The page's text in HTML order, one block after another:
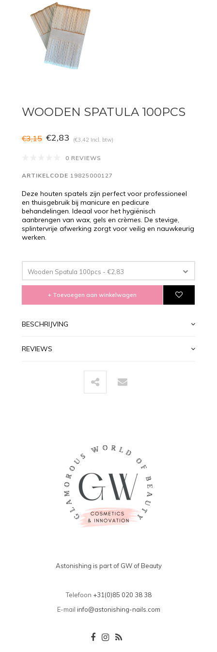
WOODEN SPATULA 100PCS
€3,15 €2,83 (€3,42 Incl. btw)
0 REVIEWS
ARTIKELCODE 19825000127
Deze houten spatels zijn perfect voor professioneel
en thuisgebruik bij manicure en pedicure
behandelingen. Ideaal voor het hygiënisch
aanbrengen van wax, gels en crèmes. De stevige,
splintervrije afwerking zorgt voor veilig en nauwkeurig
werken.
Wooden Spatula 100pcs - €2,83
+ Toevoegen aan winkelwagen
BESCHRIJVING
REVIEWS
Astonishing is part of GW of Beauty
Telefoon +31(0)85 020 38 38
E-mail info@astonishing-nails.com